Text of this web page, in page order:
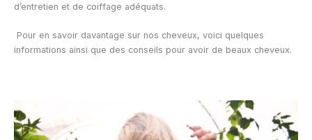
d’entretien et de coiffage adéquats.
Pour en savoir davantage sur nos cheveux, voici quelques
informations ainsi que des conseils pour avoir de beaux cheveux.